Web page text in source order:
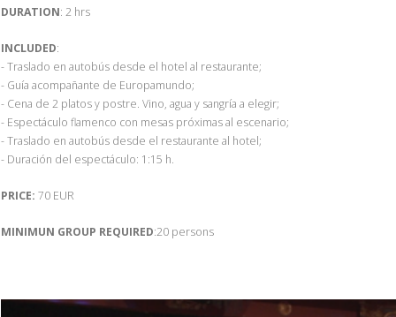
DURATION: 2 hrs
INCLUDED:
- Traslado en autobús desde el hotel al restaurante;
- Guía acompañante de Europamundo;
- Cena de 2 platos y postre. Vino, agua y sangría a elegir;
- Espectáculo flamenco con mesas próximas al escenario;
- Traslado en autobús desde el restaurante al hotel;
- Duración del espectáculo: 1:15 h.
PRICE: 70 EUR
MINIMUN GROUP REQUIRED:20 persons